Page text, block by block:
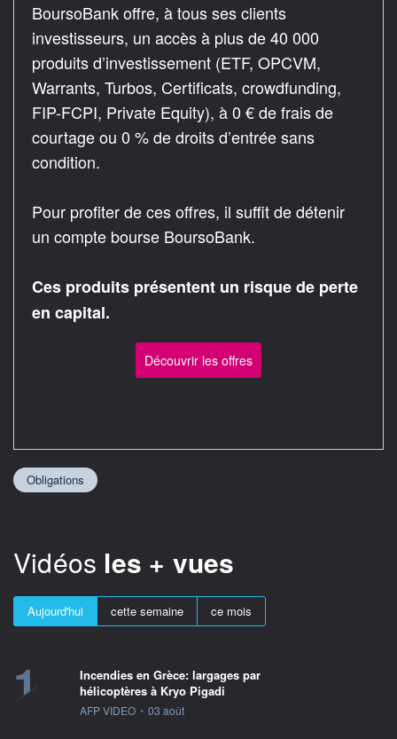
BoursoBank offre, à tous ses clients
investisseurs, un accès à plus de 40 000
produits d’investissement (ETF, OPCVM,
Warrants, Turbos, Certificats, crowdfunding,
FIP-FCPI, Private Equity), à 0 € de frais de
courtage ou 0 % de droits d’entrée sans
condition.
Pour profiter de ces offres, il suffit de détenir
un compte bourse BoursoBank.
Ces produits présentent un risque de perte
en capital.
Découvrir les offres
Obligations
Vidéos les + vues
Aujourd'hui cette semaine ce mois
1
Incendies en Grèce: largages par
hélicoptères à Kryo Pigadi
information fournie par
AFP VIDEO • 03 août